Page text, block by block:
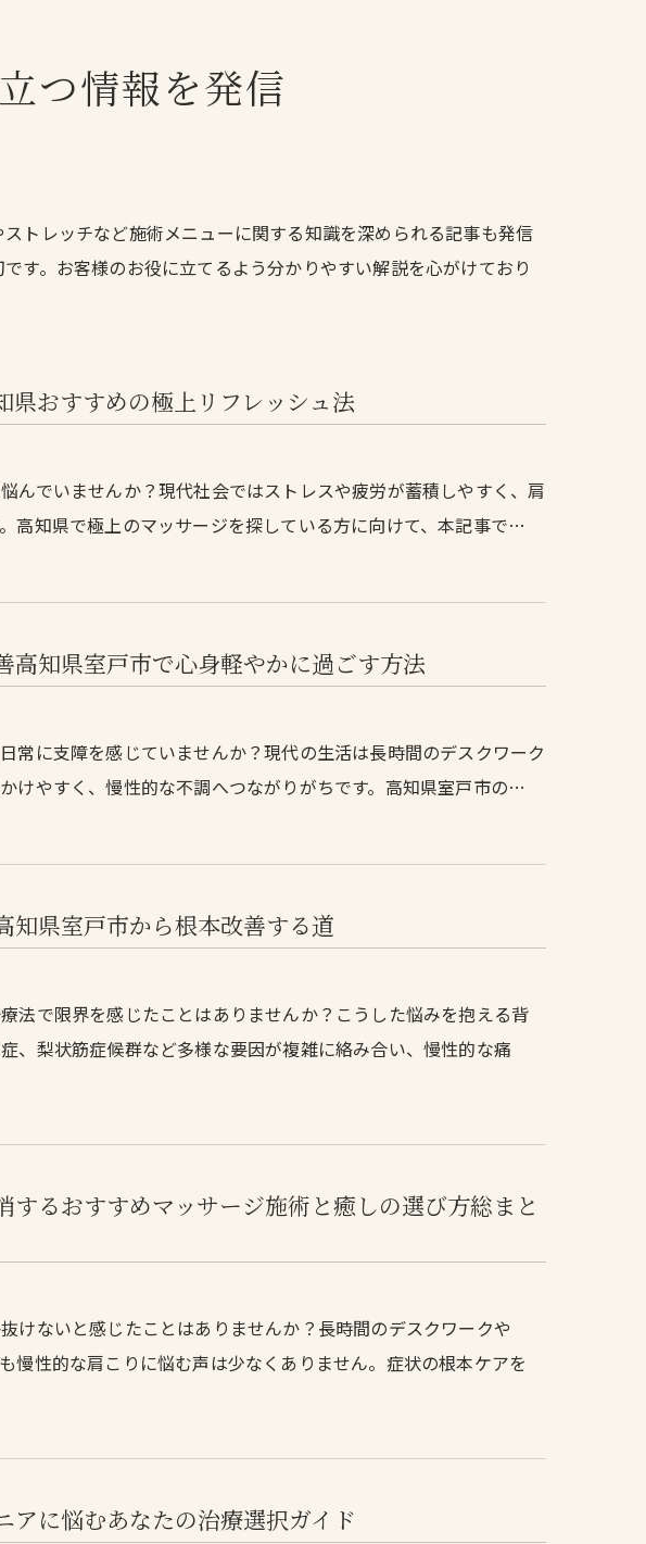
つ情報を発信
トレッチなど施術メニューに関する知識を深められる記事も発信
す。お客様のお役に立てるよう分かりやすい解説を心がけており
県おすすめの極上リフレッシュ法
んでいませんか？現代社会ではストレスや疲労が蓄積しやすく、肩
高知県で極上のマッサージを探している方に向けて、本記事で…
高知県室戸市で心身軽やかに過ごす方法
常に支障を感じていませんか？現代の生活は長時間のデスクワーク
けやすく、慢性的な不調へつながりがちです。高知県室戸市の…
知県室戸市から根本改善する道
法で限界を感じたことはありませんか？こうした悩みを抱える背
、梨状筋症候群など多様な要因が複雑に絡み合い、慢性的な痛
するおすすめマッサージ施術と癒しの選び方総まと
けないと感じたことはありませんか？長時間のデスクワークや
慢性的な肩こりに悩む声は少なくありません。症状の根本ケアを
アに悩むあなたの治療選択ガイド